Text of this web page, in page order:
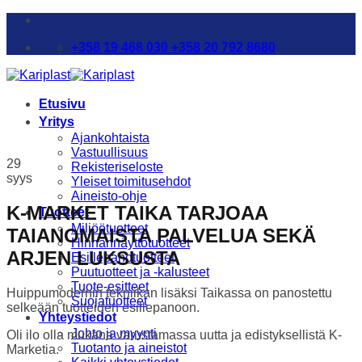
Skip
content
+358 19 468 030 +358 20 792 8680
Etusivu
Yritys
Ajankohtaista
Vastuullisuus
Rekisteriseloste
Yleiset toimitusehdot
Aineisto-ohje
Tuotteet
Miljöötuotteet
Hinnannäyttötuotteet
Esillepanotuotteet
Puutuotteet ja -kalusteet
Tuote-esitteet
Suojatuotteet
Yhteystiedot
Johto ja myynti
Tuotanto ja aineistot
29
syys
K-MARKET TAIKA TARJOAA
TAIANOMAISTA PALVELUA SEKÄ
ARJEN LUKSUSTA
Huippumodernin tekniikan lisäksi Taikassa on panostettu
selkeään tuotteiden esillepanoon.
Oli ilo olla mukana varustamassa uutta ja edistyksellistä K-
Marketia.